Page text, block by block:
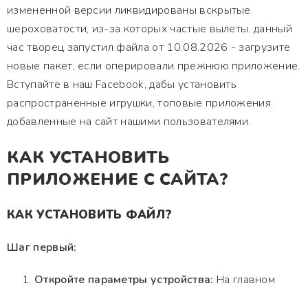
измененной версии ликвидированы вскрытые
шероховатости, из-за которых частые вылеты. данный
час творец запустил файла от 10.08.2026 - загрузите
новые пакет, если оперировали прежнюю приложение.
Вступайте в наш Facebook, дабы установить
распространенные игрушки, топовые приложения
добавленные на сайт нашими пользователями.
КАК УСТАНОВИТЬ
ПРИЛОЖЕНИЕ С САЙТА?
КАК УСТАНОВИТЬ ФАЙЛ?
Шаг первый:
Откройте параметры устройства: На главном